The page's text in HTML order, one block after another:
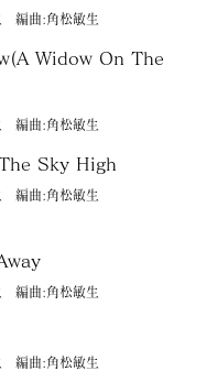
編曲:角松敏生
Widow On The
編曲:角松敏生
Sky High
編曲:角松敏生
編曲:角松敏生
編曲:角松敏生